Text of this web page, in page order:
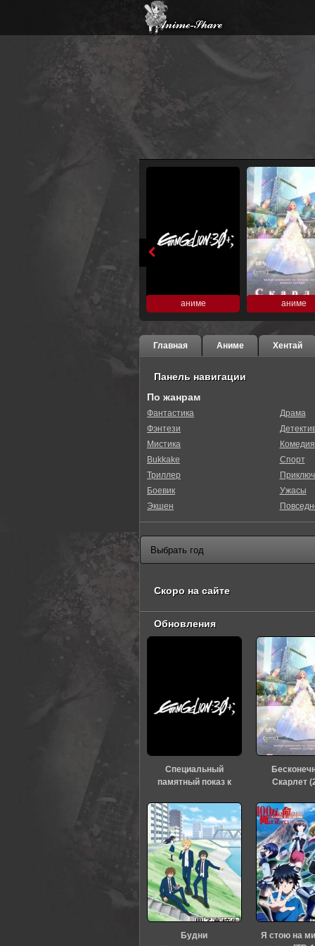
аниме аниме
Главная Аниме Хентай
Панель навигации
По жанрам
Фантастика
Фэнтези
Мистика
Bukkake
Триллер
Боевик
Экшен
Драма
Комедия
Спорт
Ужасы
Скоро на сайте
Обновления
Специальный
памятный показ к
«Евангелиона» (2026)
Скарлет
Будни
Я стою на